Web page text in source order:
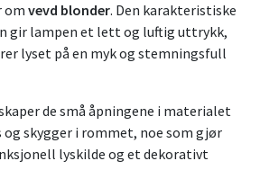
om vevd blonder. Den karakteristiske
gir lampen et lett og luftig uttrykk,
lyset på en myk og stemningsfull
de små åpningene i materialet
skygger i rommet, noe som gjør
lyskilde og et dekorativt